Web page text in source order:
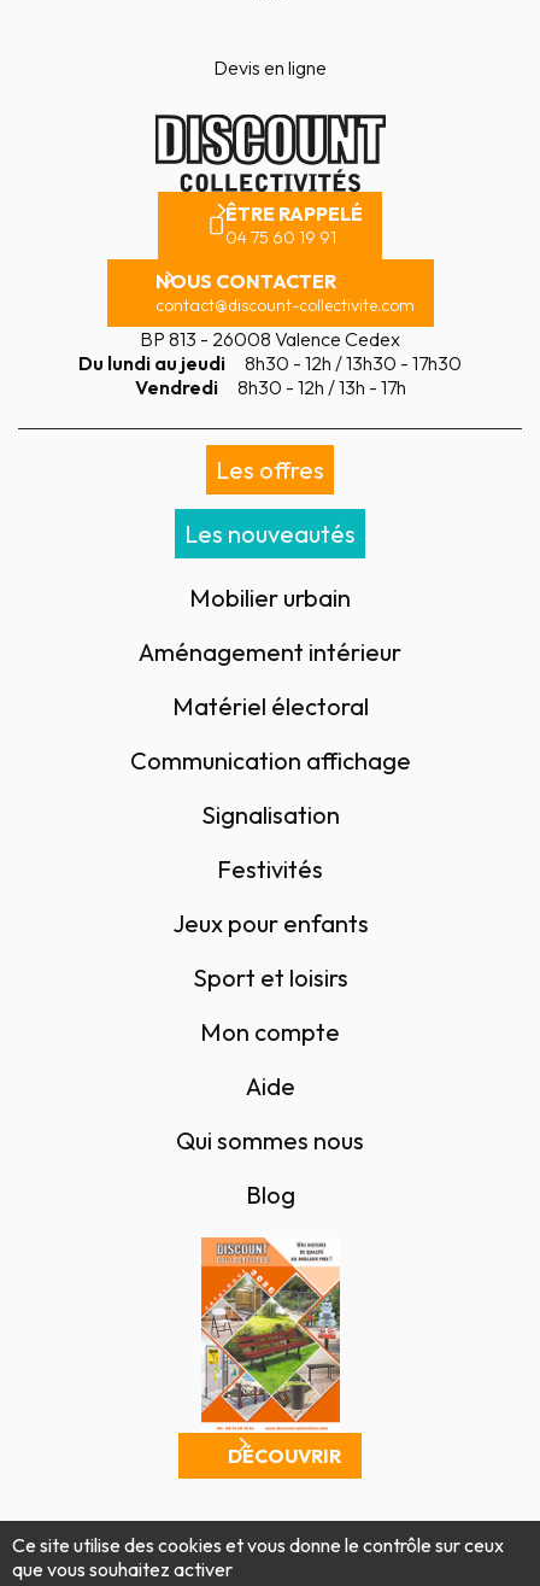
Devis en ligne
ÊTRE RAPPELÉ
04 75 60 19 91
NOUS CONTACTER
contact@discount-collectivite.com
BP 813 - 26008 Valence Cedex
Du lundi au jeudi
8h30 - 12h / 13h30 - 17h30
Vendredi
8h30 - 12h / 13h - 17h
Les offres
Les nouveautés
Mobilier urbain
Aménagement intérieur
Matériel électoral
Communication affichage
Signalisation
Festivités
Jeux pour enfants
Sport et loisirs
Mon compte
Aide
Qui sommes nous
Blog
DÉCOUVRIR
Mentions légalesPolitique de confidentialité
Conditions générales de vente
Ce site utilise des cookies et vous donne le contrôle sur ceux
que vous souhaitez activer